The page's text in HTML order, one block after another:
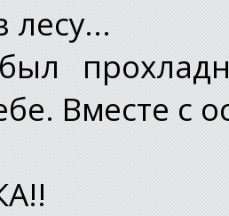
Вместе с